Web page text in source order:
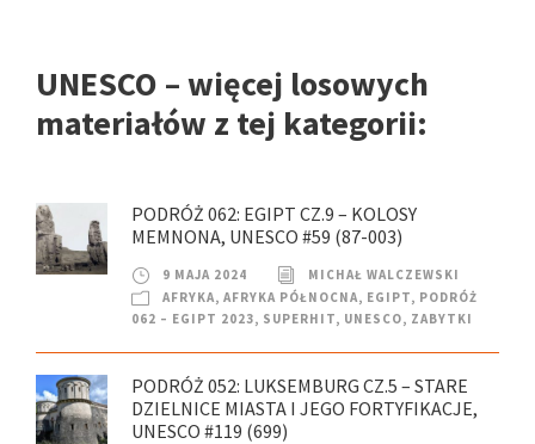
UNESCO – więcej losowych
materiałów z tej kategorii:
PODRÓŻ 062: EGIPT CZ.9 – KOLOSY
MEMNONA, UNESCO #59 (87-003)
9 MAJA 2024
MICHAŁ WALCZEWSKI
AFRYKA, AFRYKA PÓŁNOCNA, EGIPT, PODRÓŻ
062 – EGIPT 2023, SUPERHIT, UNESCO, ZABYTKI
PODRÓŻ 052: LUKSEMBURG CZ.5 – STARE
DZIELNICE MIASTA I JEGO FORTYFIKACJE,
UNESCO #119 (699)